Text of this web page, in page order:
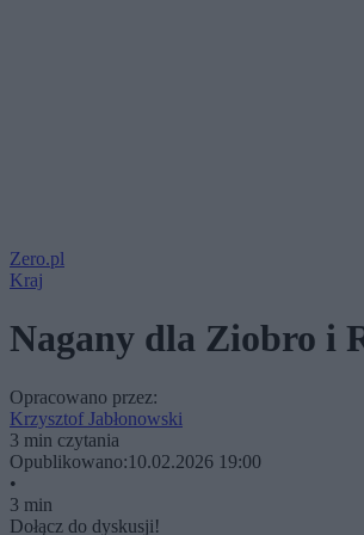
Zero.pl
Kraj
Nagany dla Ziobro i
Opracowano przez:
Krzysztof Jabłonowski
3 min czytania
Opublikowano:10.02.2026 19:00
•
3 min
Dołącz do dyskusji!